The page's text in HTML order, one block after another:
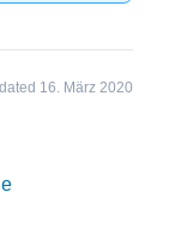
16. März 2020